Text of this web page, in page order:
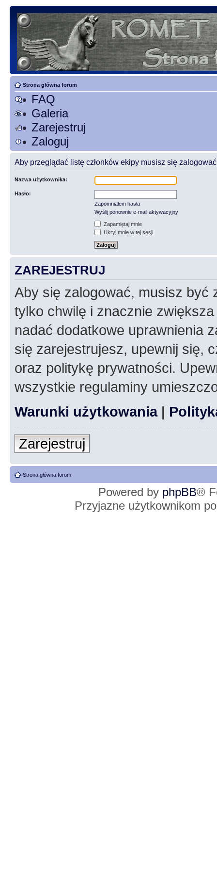
Strona główna forum
FAQ
Galeria
Zarejestruj
Zaloguj
Aby przeglądać listę członków ekipy musisz się
Nazwa użytkownika:
Hasło:
Zapomniałem hasła
Wyślij ponownie e-mail aktywacyjny
Zapamiętaj mnie
Ukryj mnie w tej sesji
ZAREJESTRUJ
Aby się zalogować, musisz być
tylko chwilę i znacznie
nadać dodatkowe uprawnienia
się zarejestrujesz, upewnij się,
oraz politykę prywatności.
wszystkie regulaminy
Warunki użytkowania|
Zarejestruj
Strona główna forum
Powered by phpBB®
Przyjazne użytkownikom